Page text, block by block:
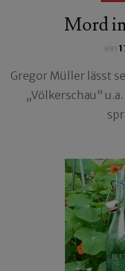
Mord
ein
Gregor Müller lässt
„Völkerschau“